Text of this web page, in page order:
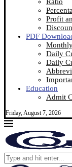
Profit
PDF
Daily
Daily
Education
Admit
Friday, August 7, 2026